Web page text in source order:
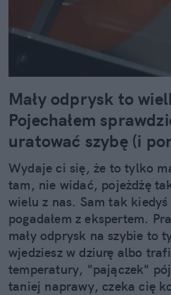
Mały odprysk to
Pojechałem
uratować szybę (i
Wydaje ci się, że to tylko
tam, nie widać, pojeżdżę
wielu z nas. Sam tak
pogadałem z ekspertem.
mały odprysk na szybie to
wjedziesz w dziurę albo
temperatury, "pajączek"
taniej naprawy, czeka cię